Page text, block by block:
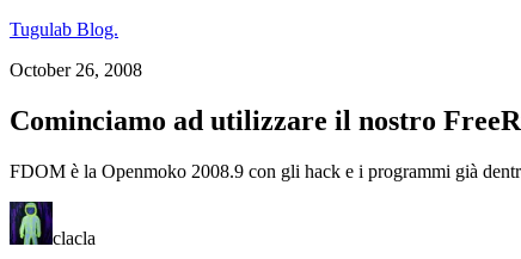
Tugulab Blog.
October 26, 2008
Cominciamo ad utilizzare il nostro
FDOM è la Openmoko 2008.9 con gli hack e i programmi già
clacla